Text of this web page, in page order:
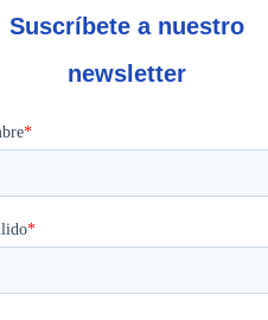
Suscríbete a nuestro
newsletter